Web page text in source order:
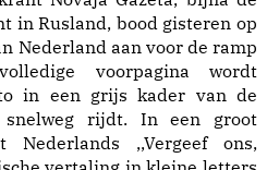
in Rusland, bood gisteren op
Nederland aan voor de ramp
voorpagina wordt
in een grijs kader van de
rijdt. In een groot
,,Vergeef ons,